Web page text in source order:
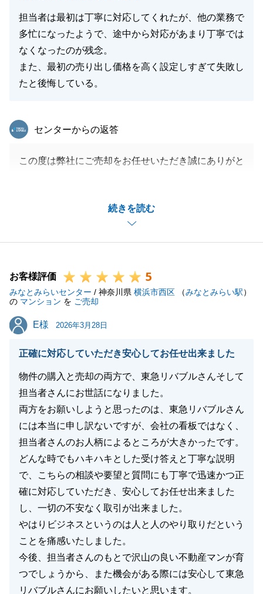
閉じる
担当者は最初は丁寧に対応してくれたが、他の業務で
多忙になったようで、途中から対応があまり丁寧では
なくなったのが残念。
また、最初の売り出し価格を高く設定しすぎて失敗し
たと後悔している。
続きを読む
東急リバブル
センターからの返答
この度は弊社にご売却をお任せいただき誠にありがと
でもお気軽にお申し付けいただければ幸いです。
お客様評価
5
みなとみらいセンター / 神奈川県 横浜市西区 （みなとみらい駅）
の マンション を ご売却
E様
E様 2026年3月28日
正確に対応していただき安心してお任せ出来ました
物件の購入と売却の両方で、東急リバブルさんそして
担当者さんにお世話になりました。
両方をお願いしようと思ったのは、東急リバブルさん
には本当に申し訳ないですが、会社の看板ではなく、
担当者さんのお人柄によるところが大きかったです。
どんな時でもハキハキとした受け答えと丁寧な説明
で、こちらの相談や要望と質問にも丁寧で迅速かつ正
確に対応していただき、安心してお任せ出来ました
し、一切の不安なく取引が出来ました。
やはりビジネスというのは人と人のやり取りだという
ことを痛感いたしました。
今後、担当者さんのもとで沢山の良い不動産マンが育
つでしょうから、また機会がある際には安心して東急
リバブルさんにお願いしたいと思います。